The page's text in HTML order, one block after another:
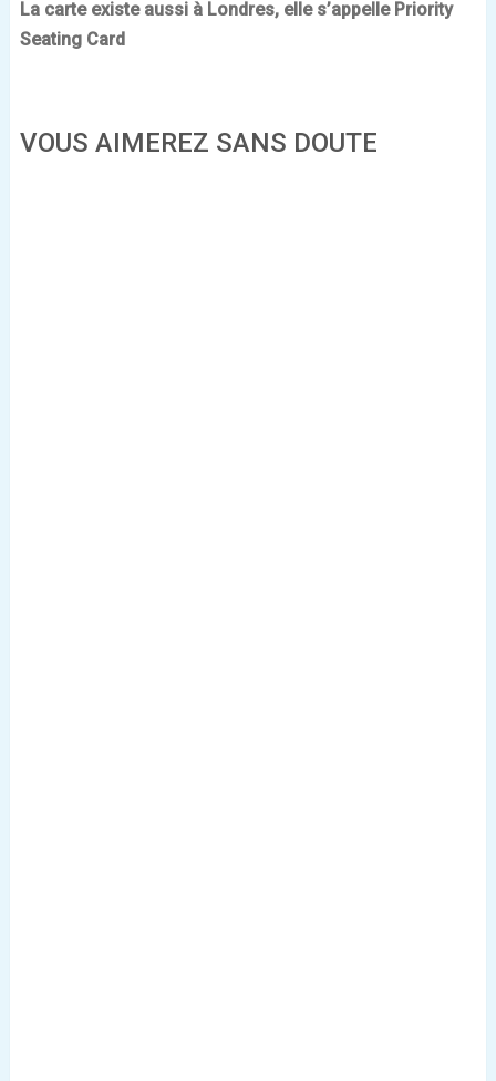
La carte existe aussi à Londres, elle s’appelle Priority
Seating Card
VOUS AIMEREZ SANS DOUTE